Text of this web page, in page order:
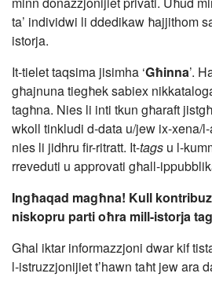
ta’ individwi li ddedikaw ħajjithom
istorja.
It-tielet taqsima jisimha ‘Għinna’.
għajnuna tiegħek sabiex
tagħna. Nies li inti tkun għaraft
wkoll tinkludi d-data u/jew ix-xena/
nies li jidhru fir-ritratt. It-tags u l-
rreveduti u approvati għall-
Ingħaqad magħna! Kull
niskopru parti oħra mill-istorja
Għal iktar informazzjoni dwar kif
l-istruzzjonijiet t’hawn taħt jew ara